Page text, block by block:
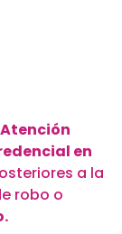
en
a la
robo o